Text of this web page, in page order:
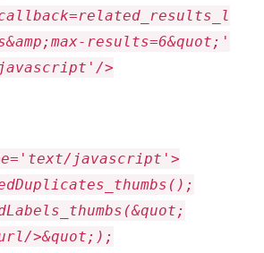
results=6&quot;'
>
javascript'>
>&quot;);